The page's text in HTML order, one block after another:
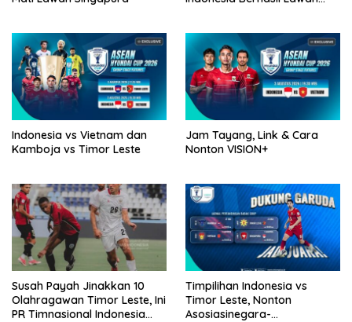
Indonesia vs Vietnam dan
Kamboja vs Timor Leste
Jam Tayang, Link & Cara
Nonton VISION+
Susah Payah Jinakkan 10
Olahragawan Timor Leste, Ini
PR Timnasional Indonesia
Timpilihan Indonesia vs
Timor Leste, Nonton
Asosiasinegara-